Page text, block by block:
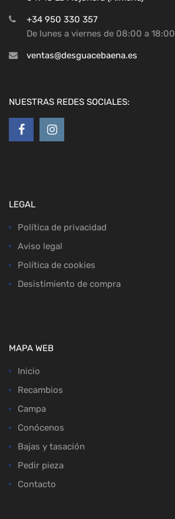
+34 950 330 357
De lunes a viernes de 08:00 a 18:00
ventas@desguacebaena.es
NUESTRAS REDES SOCIALES:
LEGAL
Política de privacidad
Aviso legal
Política de cookies
Desistimiento de compra
MAPA WEB
Inicio
Recambios
Campa
Conócenos
Bajas y tasación
Pedir pieza
Contacto